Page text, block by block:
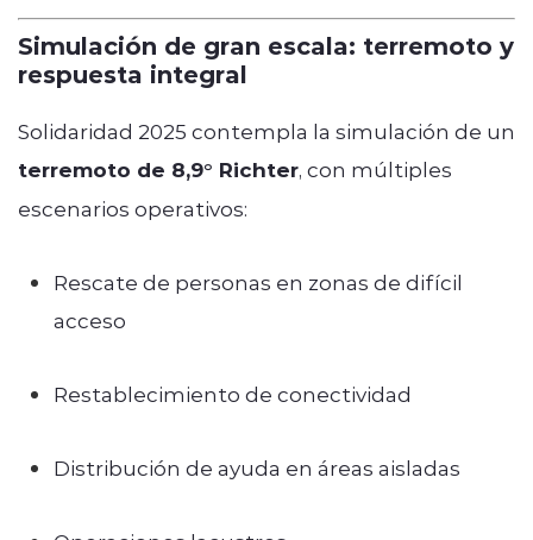
Simulación de gran escala: terremoto y
respuesta integral
Solidaridad 2025 contempla la simulación de un
terremoto de 8,9° Richter, con múltiples
escenarios operativos:
Rescate de personas en zonas de difícil
acceso
Restablecimiento de conectividad
Distribución de ayuda en áreas aisladas